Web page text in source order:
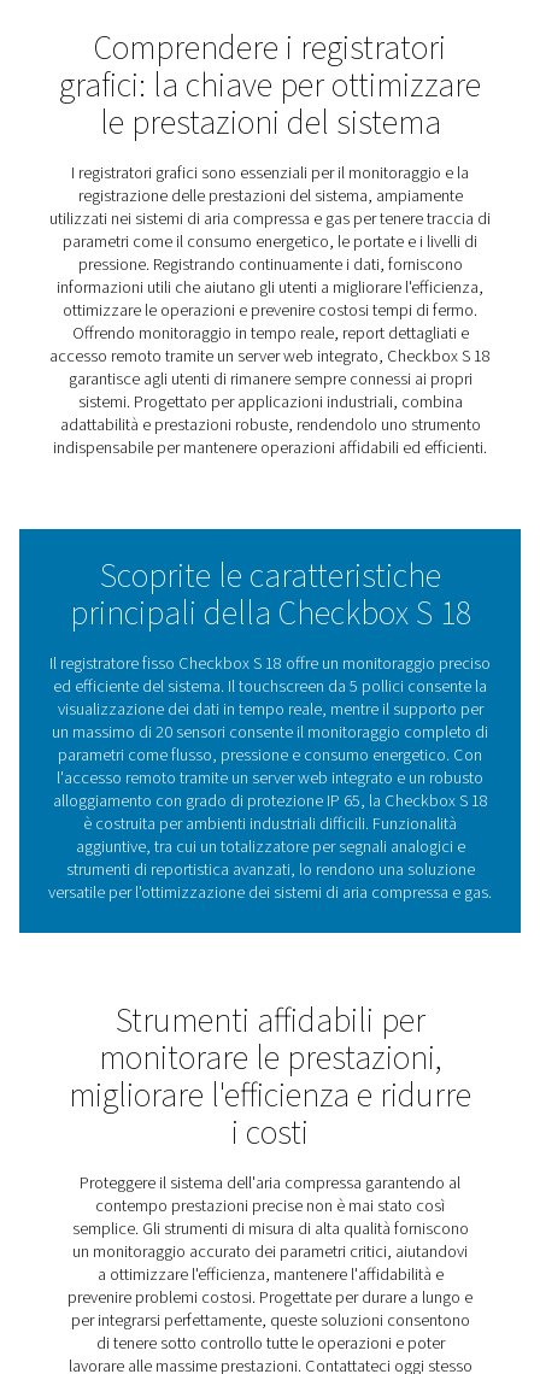
Registratori di grafici fissi
Il registratore di grafici stazionario Check Box S 18 è
per fornire chiarezza e controllo ai sistemi di aria
gas. Offrendo monitoraggio in tempo reale e
approfondita, consente alle aziende di ottimizzare le
prestazioni del sistema, ridurre le inefficienze e
l'affidabilità in tutte le operazioni.
Che si tratti di gestire una singola installazione o di
supervisionare configurazioni industriali complesse,
S 18 fornisce gli strumenti necessari per mantenere
prendere decisioni proattive. Il suo design intuitivo
l'accessibilità per tutti, mentre le funzionalità di
consentono di essere sempre connessi al sistema,
applicazioni, il Check Box S 18 è più di un registratore,
partner affidabile per mantenere i tuoi sistemi in
modo regolare ed efficiente.
Comprendere i
grafici: la chiave per
le prestazioni del
utilizzati nei sistemi di aria compressa e gas per
parametri come il consumo energetico, le portate e i
pressione. Registrando continuamente i dati,
informazioni utili che aiutano gli utenti a migliorare
ottimizzare le operazioni e prevenire costosi tempi
Offrendo monitoraggio in tempo reale, report
accesso remoto tramite un server web integrato,
garantisce agli utenti di rimanere sempre connessi
sistemi. Progettato per applicazioni industriali,
adattabilità e prestazioni robuste, rendendolo uno
indispensabile per mantenere operazioni affidabili ed